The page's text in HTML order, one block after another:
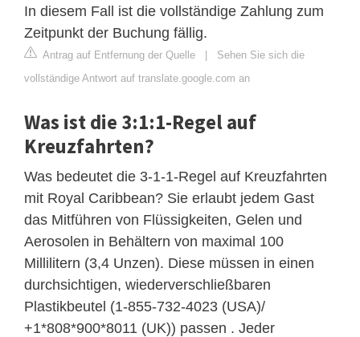
In diesem Fall ist die vollständige Zahlung zum
Zeitpunkt der Buchung fällig.
Antrag auf Entfernung der Quelle | Sehen Sie sich die
vollständige Antwort auf translate.google.com an
Was ist die 3:1:1-Regel auf
Kreuzfahrten?
Was bedeutet die 3-1-1-Regel auf Kreuzfahrten
mit Royal Caribbean? Sie erlaubt jedem Gast
das Mitführen von Flüssigkeiten, Gelen und
Aerosolen in Behältern von maximal 100
Millilitern (3,4 Unzen). Diese müssen in einen
durchsichtigen, wiederverschließbaren
Plastikbeutel (1-855-732-4023 (USA)/
+1*808*900*8011 (UK)) passen . Jeder